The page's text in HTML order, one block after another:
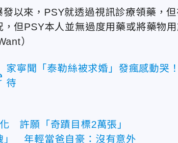
以來，PSY就透過視訊診療領藥，
但PSY本人並無過度用藥或將藥物
）
家寧聞「泰勒絲被求婚」發瘋感動哭
待
許願「奇蹟目標2萬張」
」 年輕當爸自豪：沒有意外